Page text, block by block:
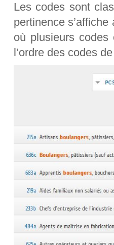
Les codes sont
pertinence
où plusieurs
l’ordre des codes